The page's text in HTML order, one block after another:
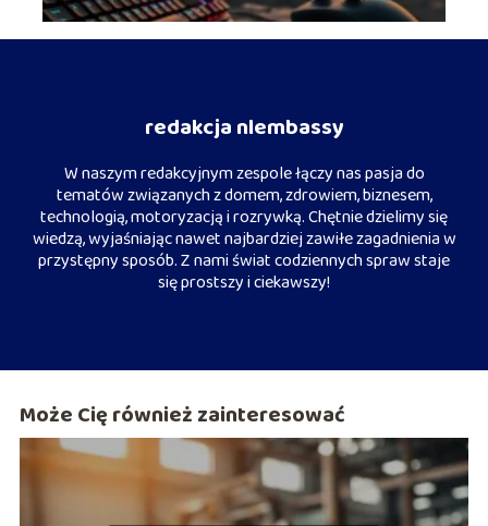
redakcja nlembassy
W naszym redakcyjnym zespole łączy nas pasja do
tematów związanych z domem, zdrowiem, biznesem,
technologią, motoryzacją i rozrywką. Chętnie dzielimy się
wiedzą, wyjaśniając nawet najbardziej zawiłe zagadnienia w
przystępny sposób. Z nami świat codziennych spraw staje
się prostszy i ciekawszy!
Może Cię również zainteresować